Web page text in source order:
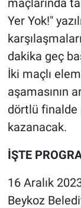
Yer Yok!"
dakika geç
İki maçlı
aşamasının
dörtlü finalde
kazanacak.
İŞTE
16 Aralık
Beykoz